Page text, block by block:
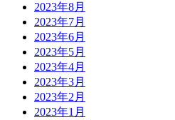
2023年8月
2023年7月
2023年6月
2023年5月
2023年4月
2023年3月
2023年2月
2023年1月